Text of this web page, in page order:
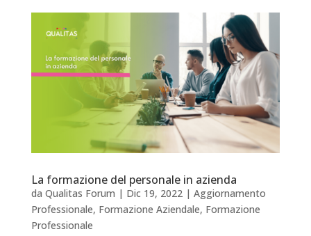
La formazione del personale in azienda
da Qualitas Forum | Dic 19, 2022| Aggiornamento
Professionale, Formazione Aziendale, Formazione
Professionale